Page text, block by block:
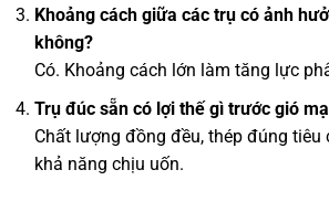
Khoảng cách giữa các trụ có ảnh
không?
Có. Khoảng cách lớn làm tăng lực
Trụ đúc sẵn có lợi thế gì trước gió
Chất lượng đồng đều, thép đúng tiêu
khả năng chịu uốn.